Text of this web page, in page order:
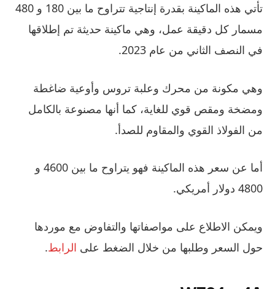
تأتي هذه الماكينة بقدرة إنتاجية تتراوح ما بين 180 و 480
مسمار كل دقيقة عمل، وهي ماكينة حديثة تم إطلاقها
في النصف الثاني من عام 2023.
وهي مكونة من محرك وعلبة تروس وأوعية ضاغطة
ومضخة ومقص قوي للغاية، كما أنها مصنوعة بالكامل
من الفولاذ القوي والمقاوم للصدأ.
أما عن سعر هذه الماكينة فهو يتراوح ما بين 4600 و
4800 دولار أمريكي.
ويمكن الاطلاع على مواصفاتها والتفاوض مع موردها
حول السعر وطلبها من خلال الضغط على الرابط.